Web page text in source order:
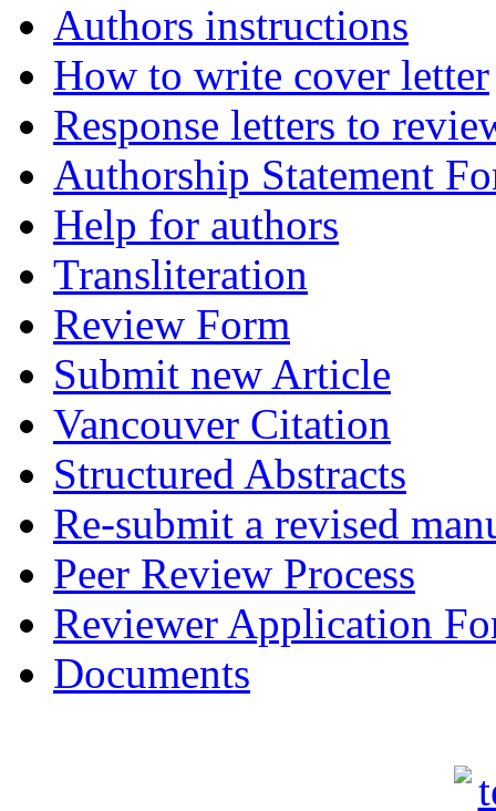
Authors instructions
How to write cover letter
Response letters to
Authorship Statement
Help for authors
Transliteration
Review Form
Submit new Article
Vancouver Citation
Structured Abstracts
Re-submit a revised
Peer Review Process
Reviewer Application
Documents